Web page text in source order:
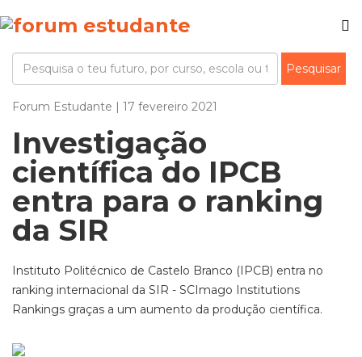
Forum Estudante | 17 fevereiro 2021
Investigação
científica do IPCB
entra para o ranking
da SIR
Instituto Politécnico de Castelo Branco (IPCB) entra no
ranking internacional da SIR - SCImago Institutions
Rankings graças a um aumento da produção científica.